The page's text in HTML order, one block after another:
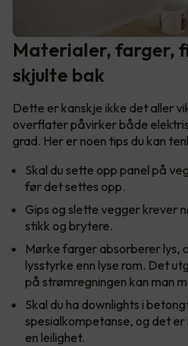
Materialer, farger,
skjulte bak
Dette er kanskje ikke det aller
overflater påvirker både
grad. Her er noen tips du kan
Skal du sette opp panel på
før det settes opp.
Gips og slette vegger krever
stikk og brytere.
Mørke farger absorberer lys,
lysstyrke enn lyse rom. Det
på strømregningen kan man
Skal du ha downlights i
spesialkompetanse, og det
en leilighet.